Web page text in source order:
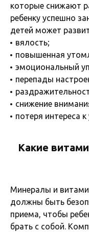
которые снижают
ребенку успешно
детей может
вялость;
повышенная
эмоциональный
перепады
снижение
потеря интереса
Какие
Минералы и
должны быть
приема, чтобы
брать с собой.